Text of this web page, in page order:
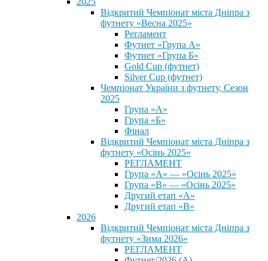
Відкритий Чемпіонат міста Дніпра з
футнету «Весна 2025»
Регламент
Футнет «Група А»
Футнет «Група Б»
Gold Cup (футнет)
Silver Cup (футнет)
Чемпіонат України з футнету, Сезон
2025
Група «А»
Група «Б»
Фінал
Відкритий Чемпіонат міста Дніпра з
футнету «Осінь 2025»
РЕГЛАМЕНТ
Група «А» — «Осінь 2025»
Група «В» — «Осінь 2025»
Другий етап «А»
Другий етап «В»
2026
Відкритий Чемпіонат міста Дніпра з
футнету «Зима 2026»
РЕГЛАМЕНТ